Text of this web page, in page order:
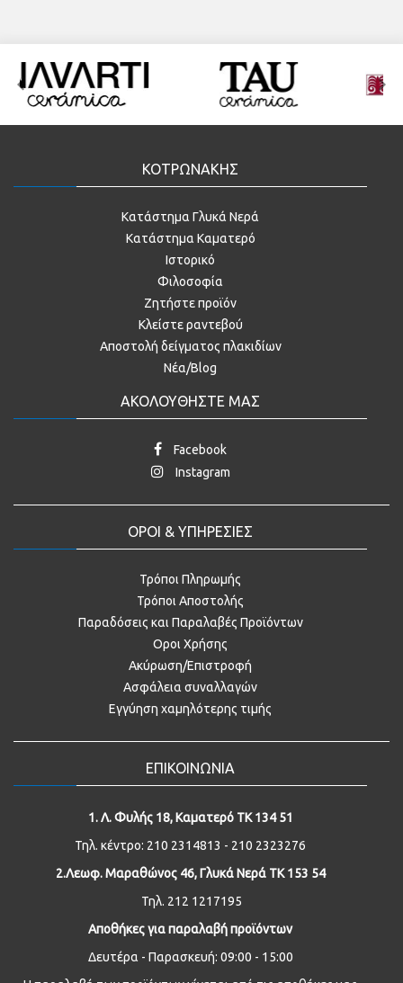
ΚΟΤΡΩΝΑΚΗΣ
Κατάστημα Γλυκά Νερά
Κατάστημα Καματερό
Ιστορικό
Φιλοσοφία
Ζητήστε προϊόν
Κλείστε ραντεβού
Αποστολή δείγματος πλακιδίων
Νέα/Blog
ΑΚΟΛΟΥΘΗΣΤΕ ΜΑΣ
Facebook
Instagram
ΟΡΟΙ & ΥΠΗΡΕΣΙΕΣ
Τρόποι Πληρωμής
Τρόποι Αποστολής
Παραδόσεις και Παραλαβές Προϊόντων
Οροι Χρήσης
Ακύρωση/Επιστροφή
Ασφάλεια συναλλαγών
Εγγύηση χαμηλότερης τιμής
ΕΠΙΚΟΙΝΩΝΙΑ
1. Λ. Φυλής 18, Καματερό ΤΚ 134 51
Τηλ. κέντρο: 210 2314813 - 210 2323276
2.Λεωφ. Μαραθώνος 46, Γλυκά Νερά ΤΚ 153 54
Τηλ. 212 1217195
Αποθήκες για παραλαβή προϊόντων
Δευτέρα - Παρασκευή: 09:00 - 15:00